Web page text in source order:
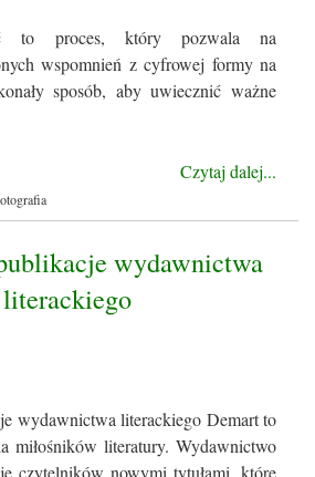
to proces, który pozwala na
wspomnień z cyfrowej formy na
sposób, aby uwiecznić ważne
Czytaj dalej...
literackiego
wydawnictwa literackiego Demart to
miłośników literatury. Wydawnictwo
czytelników nowymi tytułami, które